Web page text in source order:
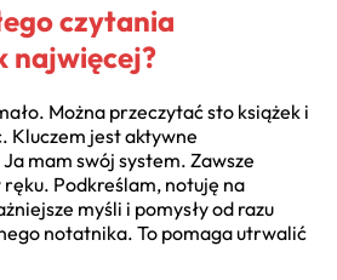
czytania
najwięcej?
Można przeczytać sto książek i
Kluczem jest aktywne
mam swój system. Zawsze
Podkreślam, notuję na
myśli i pomysły od razu
notatnika. To pomaga utrwalić